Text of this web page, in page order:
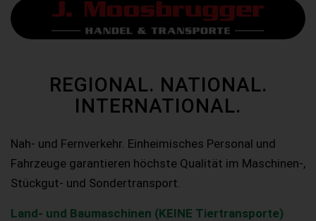
REGIONAL. NATIONAL.
INTERNATIONAL.
Nah- und Fernverkehr. Einheimisches Personal und
Fahrzeuge garantieren höchste Qualität im Maschinen-,
Stückgut- und Sondertransport.
Land- und Baumaschinen (KEINE Tiertransporte)